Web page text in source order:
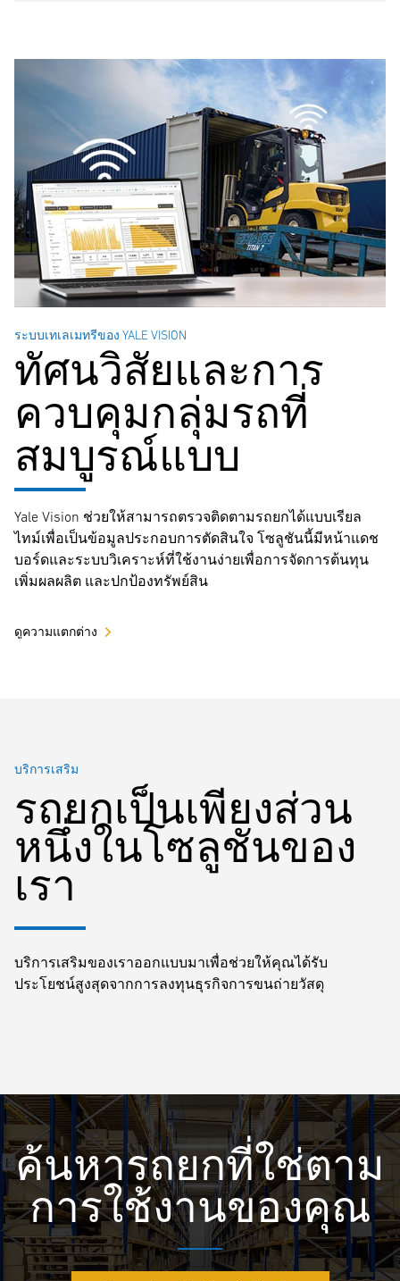
ระบบเทเลเมทรีของ YALE VISION
ทัศนวิสัยและการ
ควบคุมกลุ่มรถที่
สมบูรณ์แบบ
Yale Vision ช่วยให้สามารถตรวจติดตามรถยกได้แบบเรียล
ไทม์เพื่อเป็นข้อมูลประกอบการตัดสินใจ โซลูชันนี้มีหน้าแดช
บอร์ดและระบบวิเคราะห์ที่ใช้งานง่ายเพื่อการจัดการต้นทุน
เพิ่มผลผลิต และปกป้องทรัพย์สิน
ดูความแตกต่าง
บริการเสริม
รถยกเป็นเพียงส่วน
หนึ่งในโซลูชันของ
เรา
บริการเสริมของเราออกแบบมาเพื่อช่วยให้คุณได้รับ
ประโยชน์สูงสุดจากการลงทุนธุรกิจการขนถ่ายวัสดุ
ค้นหารถยกที่ใช่ตาม
การใช้งานของคุณ